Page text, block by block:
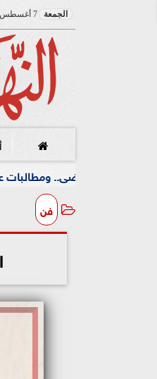
الجمعة 7 أغسطس 2026
بالتدخل لحماية الأطفال
فن